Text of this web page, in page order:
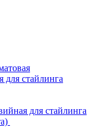
для стайлинга
для стайлинга